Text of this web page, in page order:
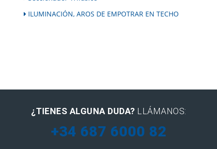
ILUMINACIÓN, AROS DE EMPOTRAR EN TECHO
¿TIENES ALGUNA DUDA? LLÁMANOS:
+34 687 6000 82